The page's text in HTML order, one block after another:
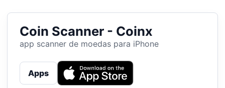
Coin Scanner - Coinx
app scanner de moedas para iPhone
Apps